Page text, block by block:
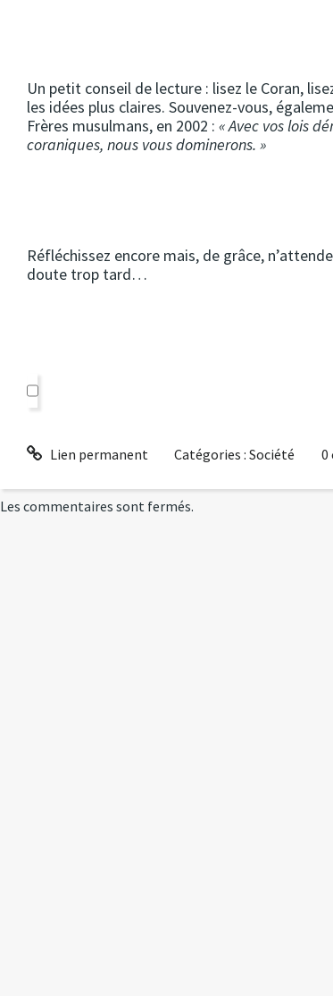
Un petit conseil de lecture : lisez le Coran,
les idées plus claires. Souvenez-vous,
Frères musulmans, en 2002 : « Avec vos lois
coraniques, nous vous dominerons. »
Réfléchissez encore mais, de grâce,
doute trop tard…
Lien permanent Catégories :Société 0
Les commentaires sont fermés.